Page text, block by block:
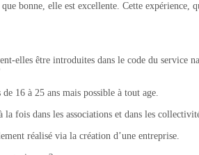
bonne, elle est excellente. Cette expérience,
elles être introduites dans le code du service
16 à 25 ans mais possible à tout age.
fois dans les associations et dans les
réalisé via la création d’une entreprise.